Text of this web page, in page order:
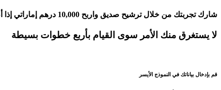
شارك تجربتك من خلال ترشيح صديق واربح 10,000 درهم إماراتي إذا أصبح صديقك عميلاً لدى الخدمات المصرفية الخاصة من المشرق.
لا يستغرق منك الأمر سوى القيام بأربع خطوات بسيطة
قم بإدخال بياناتك في النموذج الأيسر